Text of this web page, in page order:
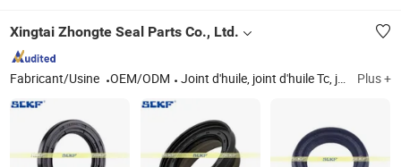
Xingtai Zhongte Seal Parts Co., Ltd.
Fabricant/Usine OEM/ODM Joint d'huile, joint d'huile Tc, joint en PU, kit de joint hydraulique, joint de couvercle de soupape, kits de joints, joint d'huile de vilebrequin Plus +